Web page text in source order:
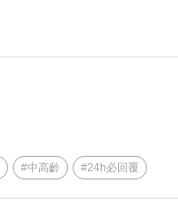
#中高齡 #24h必回覆